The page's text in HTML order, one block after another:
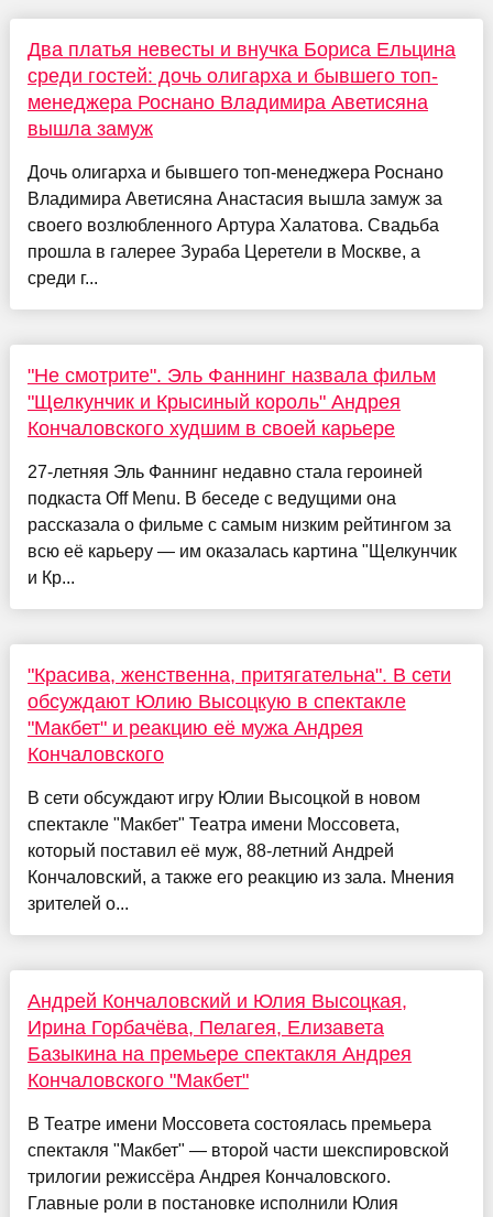
Два платья невесты и внучка Бориса Ельцина
среди гостей: дочь олигарха и бывшего топ-
менеджера Роснано Владимира Аветисяна
вышла замуж
Дочь олигарха и бывшего топ-менеджера Роснано
Владимира Аветисяна Анастасия вышла замуж за
своего возлюбленного Артура Халатова. Свадьба
прошла в галерее Зураба Церетели в Москве, а
среди г...
"Не смотрите". Эль Фаннинг назвала фильм
"Щелкунчик и Крысиный король" Андрея
Кончаловского худшим в своей карьере
27-летняя Эль Фаннинг недавно стала героиней
подкаста Off Menu. В беседе с ведущими она
рассказала о фильме с самым низким рейтингом за
всю её карьеру — им оказалась картина "Щелкунчик
и Кр...
"Красива, женственна, притягательна". В сети
обсуждают Юлию Высоцкую в спектакле
"Макбет" и реакцию её мужа Андрея
Кончаловского
В сети обсуждают игру Юлии Высоцкой в новом
спектакле "Макбет" Театра имени Моссовета,
который поставил её муж, 88-летний Андрей
Кончаловский, а также его реакцию из зала. Мнения
зрителей о...
Андрей Кончаловский и Юлия Высоцкая,
Ирина Горбачёва, Пелагея, Елизавета
Базыкина на премьере спектакля Андрея
Кончаловского "Макбет"
В Театре имени Моссовета состоялась премьера
спектакля "Макбет" — второй части шекспировской
трилогии режиссёра Андрея Кончаловского.
Главные роли в постановке исполнили Юлия